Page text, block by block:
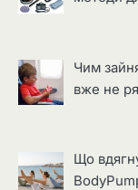
Чим
вже не
Що